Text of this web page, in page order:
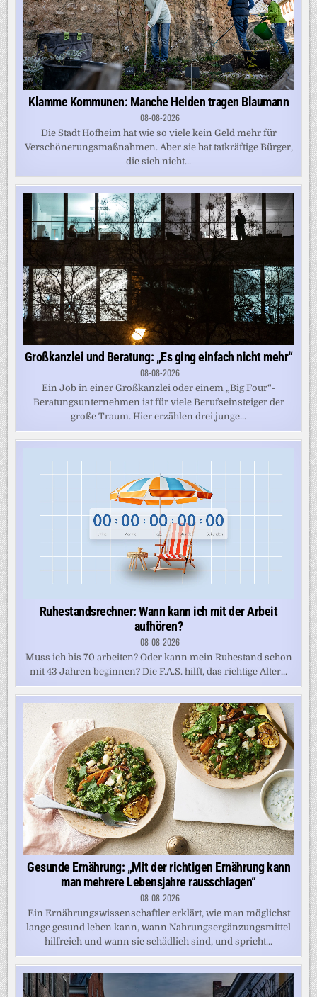
Klamme Kommunen: Manche Helden tragen Blaumann
08-08-2026
Die Stadt Hofheim hat wie so viele kein Geld mehr für
Verschönerungsmaßnahmen. Aber sie hat tatkräftige Bürger,
die sich nicht...
Großkanzlei und Beratung: „Es ging einfach nicht mehr“
08-08-2026
Ein Job in einer Großkanzlei oder einem „Big Four“-
Beratungsunternehmen ist für viele Berufseinsteiger der
große Traum. Hier erzählen drei junge...
Ruhestandsrechner: Wann kann ich mit der Arbeit
aufhören?
08-08-2026
Muss ich bis 70 arbeiten? Oder kann mein Ruhestand schon
mit 43 Jahren beginnen? Die F.A.S. hilft, das richtige Alter...
Gesunde Ernährung: „Mit der richtigen Ernährung kann
man mehrere Lebensjahre rausschlagen“
08-08-2026
Ein Ernährungswissenschaftler erklärt, wie man möglichst
lange gesund leben kann, wann Nahrungsergänzungsmittel
hilfreich und wann sie schädlich sind, und spricht...